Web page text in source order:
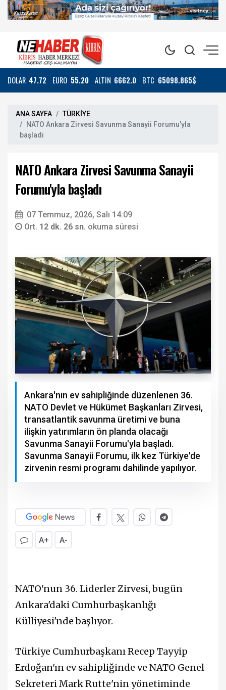
DOLAR 47.72 EURO 55.20 ALTIN 6662.0 BTC 65098.865$
ANA SAYFA
TÜRKİYE
NATO Ankara Zirvesi Savunma Sanayii Forumu'yla
başladı
NATO Ankara Zirvesi Savunma Sanayii
Forumu'yla başladı
07 Temmuz, 2026, Salı 14:09
Ort. 12 dk. 26 sn. okuma süresi
Ankara'nın ev sahipliğinde düzenlenen 36.⁠
⁠NATO Devlet ve Hükümet Başkanları Zirvesi,
transatlantik savunma üretimi ve buna
ilişkin yatırımların ön planda olacağı
Savunma Sanayii Forumu'yla başladı.
Savunma Sanayii Forumu, ilk kez Türkiye'de
zirvenin resmi programı dahilinde yapılıyor.
A+ A-
NATO'nun 36. Liderler Zirvesi, bugün
Ankara'daki Cumhurbaşkanlığı
Külliyesi'nde başlıyor.
Türkiye Cumhurbaşkanı Recep Tayyip
Erdoğan'ın ev sahipliğinde ve NATO Genel
Sekreteri Mark Rutte'nin yönetiminde